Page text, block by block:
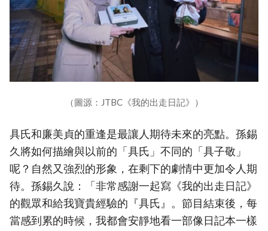
（圖源：JTBC《我的出走日記》）
具氏和廉美貞的重逢是最讓人期待未來的亮點。孫錫
久將如何描繪與以前的「具氏」不同的「具子敬」
呢？自然又強烈的形象，在剩下的劇情中更加令人期
待。孫錫久說：「非常感謝一起寫《我的出走日記》
的觀眾和給我寶貴經驗的『具氏』。節目結束後，每
當感到累的時候，我都會安靜地看一部像日記本一樣